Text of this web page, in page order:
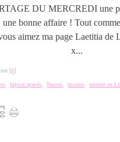
DU MERCREDI une
une bonne affaire ! Tout
aimez ma page Laetitia de
x...
[#]
,bijoux gravés ,Nantes ,montre ,montre en